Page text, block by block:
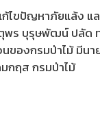
ไขปัญหาภัยแล้ง แ
ร บุรุษพัฒน์ ปลัด
ของกรมป่าไม้ มี
กฤส กรมป่าไม้